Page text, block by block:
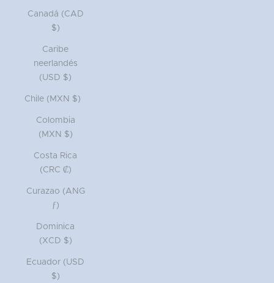
Canadá (CAD
$)
Caribe
neerlandés
(USD $)
Chile (MXN $)
Colombia
(MXN $)
Costa Rica
(CRC ₡)
Curazao (ANG
ƒ)
Dominica
(XCD $)
Ecuador (USD
$)